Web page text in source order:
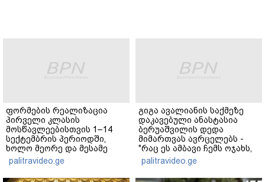
ფორმების რეალიზაცია
პირველი კლასის
მოსწავლეებისთვის 1–14
სექტემბრის პერიოდში,
ხოლო მეორე და მესამე
ეტაპებზე...
palitravideo.ge
გიგა ავალიანის საქმეზე
დაკავებული ანასტასია
ბერუაშვილის დედა
მიმართვას ავრცელებს -
"რაც ეს ამბავი ჩემს ოჯახს,
ჩემს ანასტასიას გადახდა
თავს, მის მერე მე მე არ
ვარ"
palitravideo.ge